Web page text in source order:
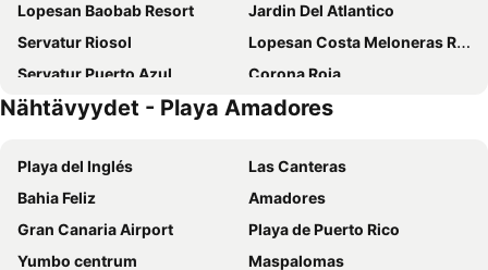
Lopesan Baobab Resort
Jardin Del Atlantico
Servatur Riosol
Lopesan Costa Meloneras Resort & SPA
Servatur Puerto Azul
Corona Roja
Relaxia Beverly Park
HD Parque Cristobal Gran Canaria
Hotel LIVVO Koala Garden
Palm Oasis Maspalomas
Mirador Maspalomas by Dunas
Mogan Princess & Beach Club
Roca Verde by Folias Hotels
Servatur Playa Bonita
Hotel Europalace
Lopesan Villa del Conde Resort & Thalasso
Nähtävyydet - Playa Amadores
Playa del Inglés
Las Canteras
Bahia Feliz
Amadores
Gran Canaria Airport
Playa de Puerto Rico
Yumbo centrum
Maspalomas